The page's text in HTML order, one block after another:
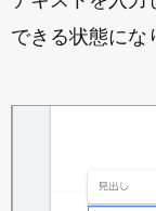
できる状態にな